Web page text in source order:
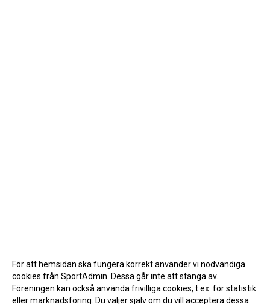
För att hemsidan ska fungera korrekt använder vi nödvändiga
cookies från SportAdmin. Dessa går inte att stänga av.
Föreningen kan också använda frivilliga cookies, t.ex. för statistik
eller marknadsföring. Du väljer själv om du vill acceptera dessa.